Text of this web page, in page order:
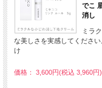
でこ
消し
ミラ
な美しさを実感してく
け
価格： 3,600円(税込 3,960円)